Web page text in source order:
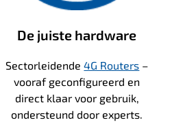
De juiste hardware
Sectorleidende4G Routers –
vooraf geconfigureerd en
direct klaar voor gebruik,
ondersteund door experts.